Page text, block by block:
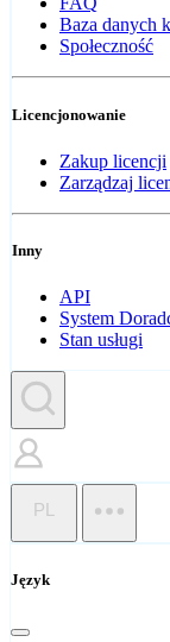
Baza danych
Społeczność
Licencjonowanie
Zakup licencji
Zarządzaj
Inny
API
System
Stan usługi
PL
Język